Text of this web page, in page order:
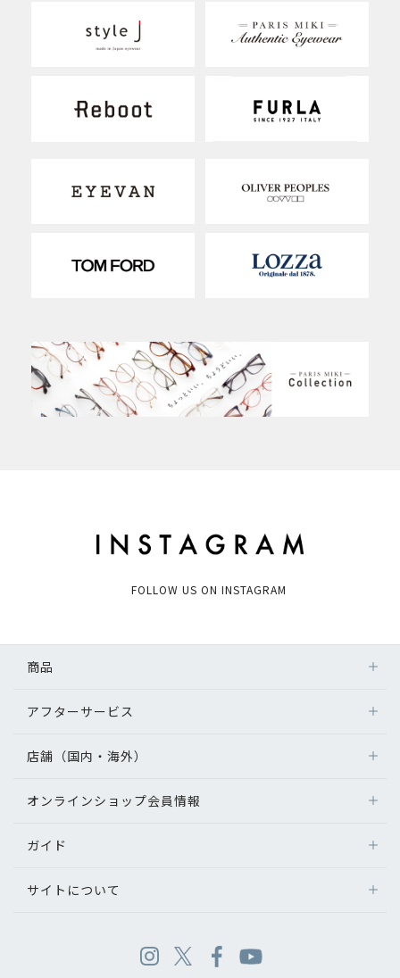
FOLLOW US ON INSTAGRAM
商品
アフターサービス
店舗（国内・海外）
オンラインショップ会員情報
ガイド
サイトについて